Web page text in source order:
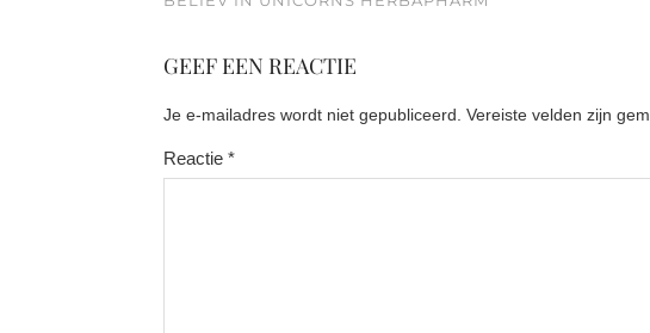
GEEF EEN REACTIE
Je e-mailadres wordt niet gepubliceerd. Vereiste velden zijn
Reactie *